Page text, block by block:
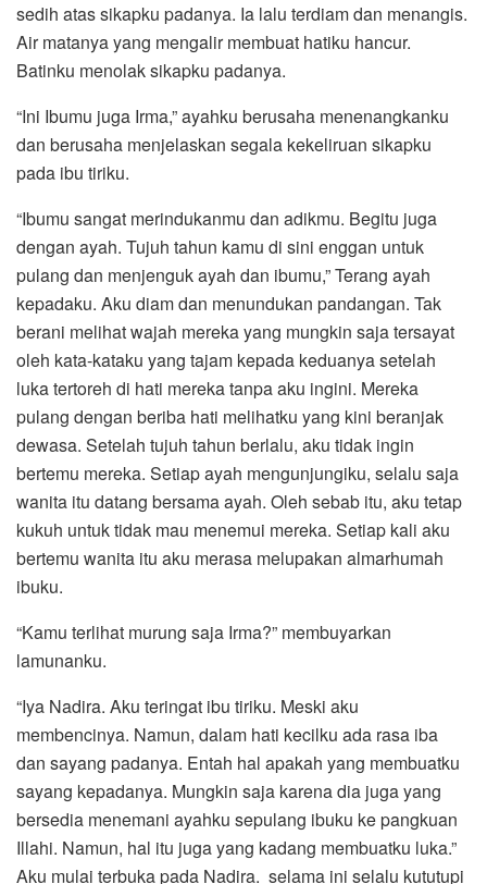
sedih atas sikapku padanya. Ia lalu terdiam dan menangis.
Air matanya yang mengalir membuat hatiku hancur.
Batinku menolak sikapku padanya.
“Ini Ibumu juga Irma,” ayahku berusaha menenangkanku
dan berusaha menjelaskan segala kekeliruan sikapku
pada ibu tiriku.
“Ibumu sangat merindukanmu dan adikmu. Begitu juga
dengan ayah. Tujuh tahun kamu di sini enggan untuk
pulang dan menjenguk ayah dan ibumu,” Terang ayah
kepadaku. Aku diam dan menundukan pandangan. Tak
berani melihat wajah mereka yang mungkin saja tersayat
oleh kata-kataku yang tajam kepada keduanya setelah
luka tertoreh di hati mereka tanpa aku ingini. Mereka
pulang dengan beriba hati melihatku yang kini beranjak
dewasa. Setelah tujuh tahun berlalu, aku tidak ingin
bertemu mereka. Setiap ayah mengunjungiku, selalu saja
wanita itu datang bersama ayah. Oleh sebab itu, aku tetap
kukuh untuk tidak mau menemui mereka. Setiap kali aku
bertemu wanita itu aku merasa melupakan almarhumah
ibuku.
“Kamu terlihat murung saja Irma?” membuyarkan
lamunanku.
“Iya Nadira. Aku teringat ibu tiriku. Meski aku
membencinya. Namun, dalam hati kecilku ada rasa iba
dan sayang padanya. Entah hal apakah yang membuatku
sayang kepadanya. Mungkin saja karena dia juga yang
bersedia menemani ayahku sepulang ibuku ke pangkuan
Illahi. Namun, hal itu juga yang kadang membuatku luka.”
Aku mulai terbuka pada Nadira. selama ini selalu kututupi